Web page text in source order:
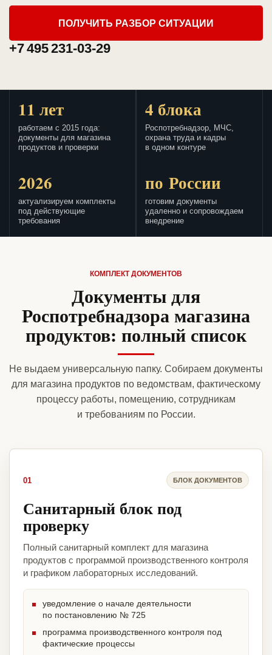
ПОЛУЧИТЬ РАЗБОР СИТУАЦИИ
+7 495 231-03-29
11 лет
работаем с 2015 года:
документы для магазина
продуктов и проверки
4 блока
Роспотребнадзор, МЧС,
охрана труда и кадры
в одном контуре
2026
актуализируем комплекты
под действующие
требования
по России
готовим документы
удаленно и сопровождаем
внедрение
КОМПЛЕКТ ДОКУМЕНТОВ
Документы для
Роспотребнадзора магазина
продуктов: полный список
Не выдаем универсальную папку. Собираем документы
для магазина продуктов по ведомствам, фактическому
процессу работы, помещению, сотрудникам
и требованиям по России.
01 БЛОК ДОКУМЕНТОВ
Санитарный блок под
проверку
Полный санитарный комплект для магазина
продуктов с программой производственного контроля
и графиком лабораторных исследований.
уведомление о начале деятельности
по постановлению № 725
программа производственного контроля под
фактические процессы